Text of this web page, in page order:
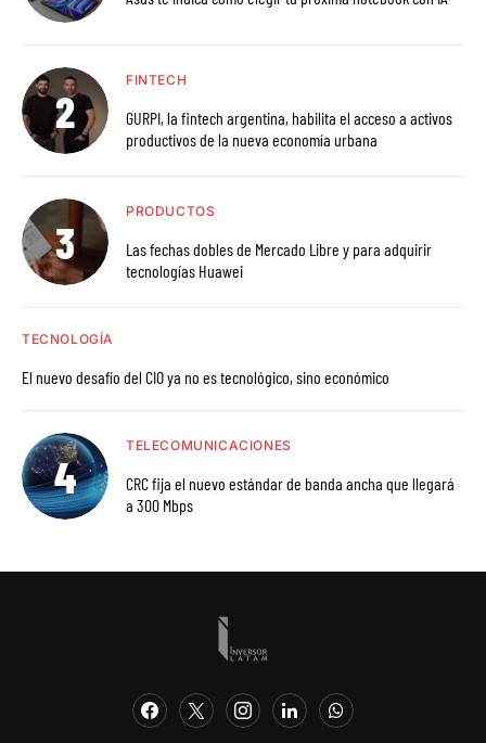
FINTECH
GURPI, la fintech argentina, habilita el acceso a activos
productivos de la nueva economía urbana
PRODUCTOS
Las fechas dobles de Mercado Libre y para adquirir
tecnologías Huawei
TECNOLOGÍA
El nuevo desafío del CIO ya no es tecnológico, sino económico
TELECOMUNICACIONES
CRC fija el nuevo estándar de banda ancha que llegará
a 300 Mbps